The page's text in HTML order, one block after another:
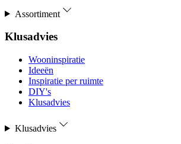
Assortiment
Klusadvies
Wooninspiratie
Ideeën
Inspiratie per ruimte
DIY's
Klusadvies
Klusadvies